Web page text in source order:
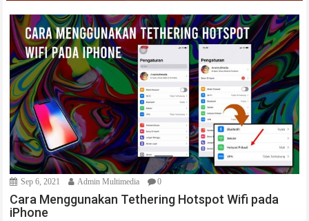
Sep 6, 2021 Admin Multimedia 0
Cara Menggunakan Tethering Hotspot Wifi pada
iPhone